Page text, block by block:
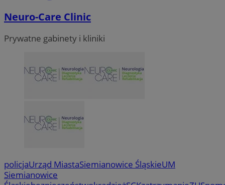
Neuro-Care Clinic
Prywatne gabinety i kliniki
policjaUrząd MiastaSiemianowice ŚląskieUM
Siemianowice